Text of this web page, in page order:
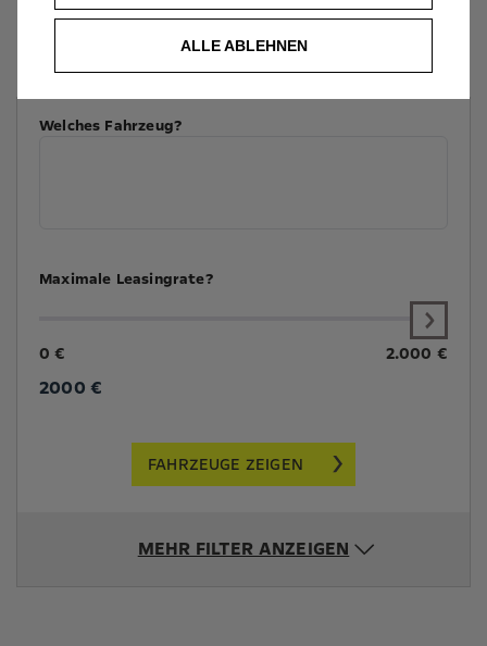
Welches Fahrzeug?
Maximale Leasingrate?
0 € 2.000 €
2000 €
FAHRZEUGE ZEIGEN
MEHR FILTER ANZEIGEN
ALLE ABLEHNEN